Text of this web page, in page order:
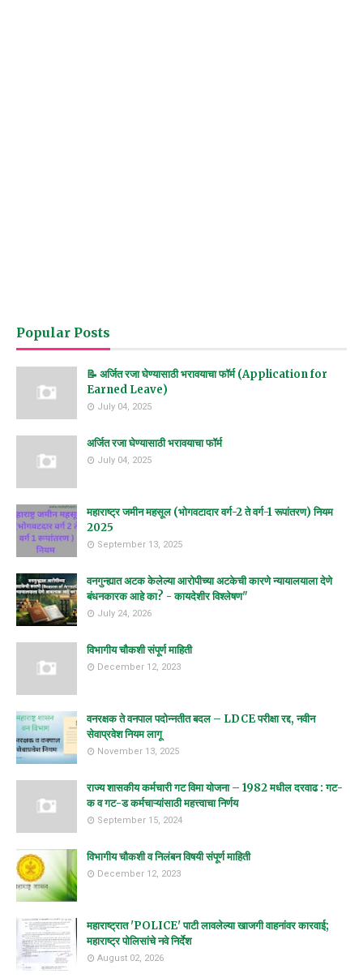
Popular Posts
📝 अर्जित रजा घेण्यासाठी भरावयाचा फॉर्म (Application for
Earned Leave)
July 04, 2025
अर्जित रजा घेण्यासाठी भरावयाचा फॉर्म
July 04, 2025
महाराष्ट्र जमीन महसूल (भोगवटादार वर्ग-2 ते वर्ग-1 रूपांतरण) नियम
2025
September 13, 2025
वनगुन्ह्यात अटक केलेल्या आरोपीच्या अटकेची कारणे न्यायालयाला देणे
बंधनकारक आहे का? - कायदेशीर विश्लेषण"
July 24, 2026
विभागीय चौकशी संपूर्ण माहिती
December 12, 2023
वनरक्षक ते वनपाल पदोन्नतीत बदल – LDCE परीक्षा रद्द, नवीन
सेवाप्रवेश नियम लागू
November 13, 2025
राज्य शासकीय कर्मचारी गट विमा योजना – 1982 मधील दरवाढ : गट-
क व गट-ड कर्मचाऱ्यांसाठी महत्त्वाचा निर्णय
September 15, 2024
विभागीय चौकशी व निलंबन विषयी संपूर्ण माहिती
December 12, 2023
महाराष्ट्रात 'POLICE' पाटी लावलेल्या खाजगी वाहनांवर कारवाई;
महाराष्ट्र पोलिसांचे नवे निर्देश
August 02, 2026